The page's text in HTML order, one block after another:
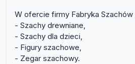
W ofercie firmy Fabryka Szachów
- Szachy drewniane,
- Szachy dla dzieci,
- Figury szachowe,
- Zegar szachowy.